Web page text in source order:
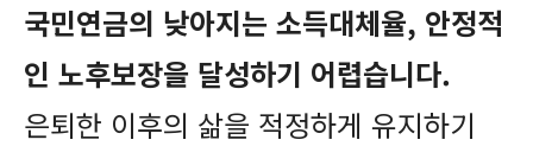
국민연금의 낮아지는 소득대체율, 안정적
인 노후보장을 달성하기 어렵습니다.
은퇴한 이후의 삶을 적정하게 유지하기